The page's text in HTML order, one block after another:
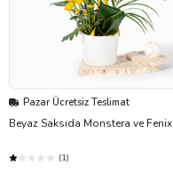
Pazar Ücretsiz Teslimat
Beyaz Saksıda Monstera ve Fenix
(1)